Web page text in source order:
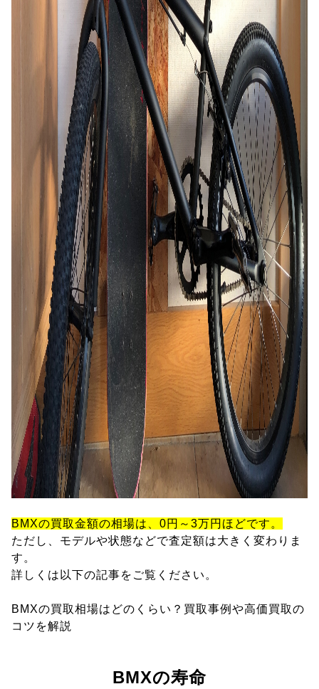
BMXの買取金額の相場は、0円～3万円ほどです。
ただし、モデルや状態などで査定額は大きく変わりま
す。
詳しくは以下の記事をご覧ください。
BMXの買取相場はどのくらい？買取事例や高価買取の
コツを解説
BMXの寿命